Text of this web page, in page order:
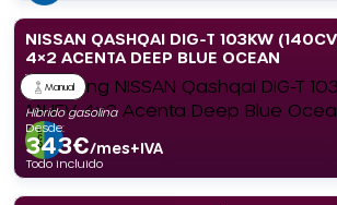
NISSAN QASHQAI DIG-T 103KW
4×2 ACENTA DEEP BLUE OCEAN
Manual
Híbrido gasolina
Desde:
343€/mes+IVA
Todo incluido